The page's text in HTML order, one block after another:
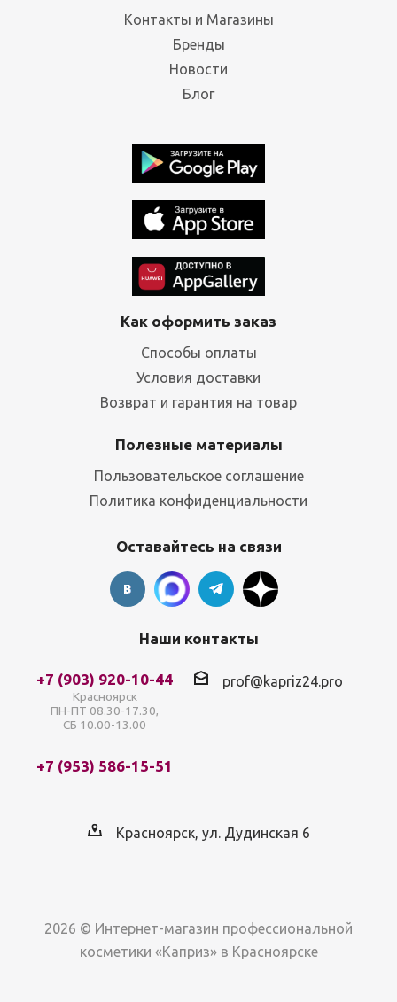
Контакты и Магазины
Бренды
Новости
Блог
Как оформить заказ
Способы оплаты
Условия доставки
Возврат и гарантия на товар
Полезные материалы
Пользовательское соглашение
Политика конфиденциальности
Оставайтесь на связи
Наши контакты
+7 (903) 920-10-44
Красноярск
ПН-ПТ 08.30-17.30,
СБ 10.00-13.00
+7 (953) 586-15-51
prof@kapriz24.pro
Красноярск, ул. Дудинская 6
2026 © Интернет-магазин профессиональной
косметики «Каприз» в Красноярске